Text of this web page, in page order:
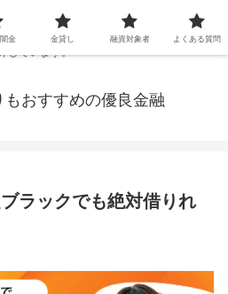
婦・パート・派遣など消費者金融でお金を
日融資で借りられる審査が甘い優良街金を
しています。
もおすすめの優良金融
ラックでも絶対借りれ
金 金貸し 融資対象者 よくある質問